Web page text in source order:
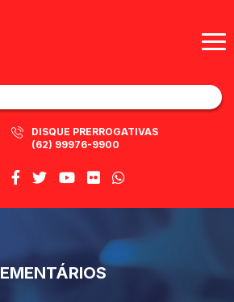
DISQUE PRERROGATIVAS
(62) 99976-9900
EMENTÁRIOS